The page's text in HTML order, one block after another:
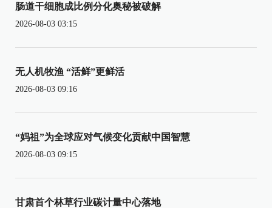
肠道干细胞成比例分化奥秘被破解
2026-08-03 03:15
无人机牧渔 “活鲜”更鲜活
2026-08-03 09:16
“妈祖”为全球应对气候变化贡献中国智慧
2026-08-03 09:15
甘肃首个林草行业碳计量中心落地